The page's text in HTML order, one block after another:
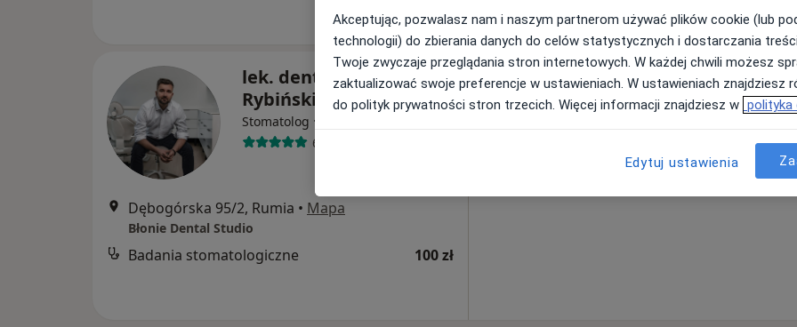
lek. dent. Adrian
Rybiński
Stomatolog ·
6 opinii
Dębogórska 95/2, Rumia • Mapa
Błonie Dental Studio
Badania stomatologiczne 100 zł
Dziś Jutro Sob, Ndz,
9 Sie
Umawianie online nie jest dostępne
Akceptując, pozwalasz nam i naszym partnerom używać plików cookie (lub
technologii) do zbierania danych do celów statystycznych i dostarczania
Twoje zwyczaje przeglądania stron internetowych. W każdej chwili możesz
zaktualizować swoje preferencje w ustawieniach. W ustawieniach znajdziesz
do polityk prywatności stron trzecich. Więcej informacji znajdziesz w polityka
Edytuj ustawienia